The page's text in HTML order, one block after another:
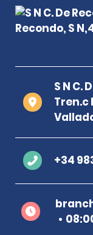
S N C.
Tren.c
+34